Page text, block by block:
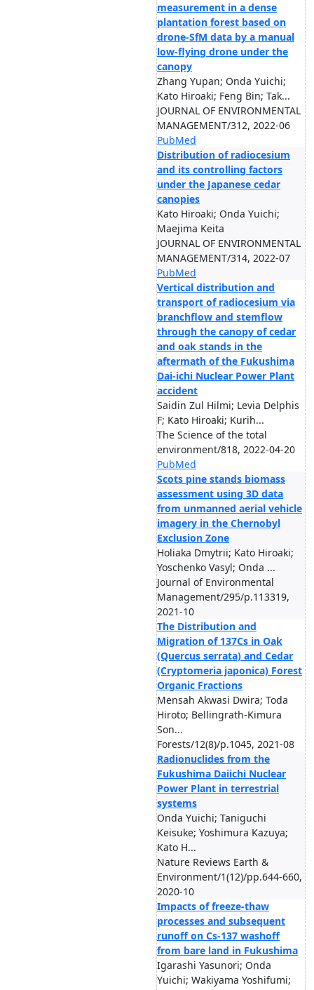
measurement in a dense
plantation forest based on
drone-SfM data by a manual
low-flying drone under the
canopy
Zhang Yupan; Onda Yuichi;
Kato Hiroaki; Feng Bin; Tak...
JOURNAL OF ENVIRONMENTAL
MANAGEMENT/312, 2022-06
PubMed
Distribution of radiocesium
and its controlling factors
under the Japanese cedar
canopies
Kato Hiroaki; Onda Yuichi;
Maejima Keita
JOURNAL OF ENVIRONMENTAL
MANAGEMENT/314, 2022-07
PubMed
Vertical distribution and
transport of radiocesium via
branchflow and stemflow
through the canopy of cedar
and oak stands in the
aftermath of the Fukushima
Dai-ichi Nuclear Power Plant
accident
Saidin Zul Hilmi; Levia Delphis
F; Kato Hiroaki; Kurih...
The Science of the total
environment/818, 2022-04-20
PubMed
Scots pine stands biomass
assessment using 3D data
from unmanned aerial vehicle
imagery in the Chernobyl
Exclusion Zone
Holiaka Dmytrii; Kato Hiroaki;
Yoschenko Vasyl; Onda ...
Journal of Environmental
Management/295/p.113319,
2021-10
The Distribution and
Migration of 137Cs in Oak
(Quercus serrata) and Cedar
(Cryptomeria japonica) Forest
Organic Fractions
Mensah Akwasi Dwira; Toda
Hiroto; Bellingrath-Kimura
Son...
Forests/12(8)/p.1045, 2021-08
Radionuclides from the
Fukushima Daiichi Nuclear
Power Plant in terrestrial
systems
Onda Yuichi; Taniguchi
Keisuke; Yoshimura Kazuya;
Kato H...
Nature Reviews Earth &
Environment/1(12)/pp.644-660,
2020-10
Impacts of freeze-thaw
processes and subsequent
runoff on Cs-137 washoff
from bare land in Fukushima
Igarashi Yasunori; Onda
Yuichi; Wakiyama Yoshifumi;